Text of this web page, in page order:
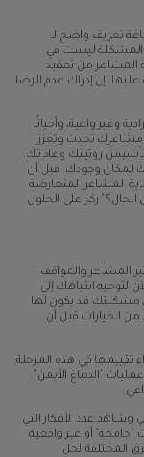
تعريف واضح لـ
المشكلة ليست في
المشاعر من تعقيد
إن إدراك عدم الرضا
وغير واعية، وأحيانًا
تحدث وتعزز
تأسيس روتينك وعاداتك.
لمكان وجودك. قبل أن
المشاعر المتعارضة
ركز على الحلول
المشاعر والمواقف
لتوجيه انتباهك إلى
مشكلتك قد يكون لها
من الخيارات قبل أن
تقييمها في هذه المرحلة.
"الدماغ الأيمن".
عدد الأفكار التي
"جامحة" أو غير واقعية.
المختلفة لحل